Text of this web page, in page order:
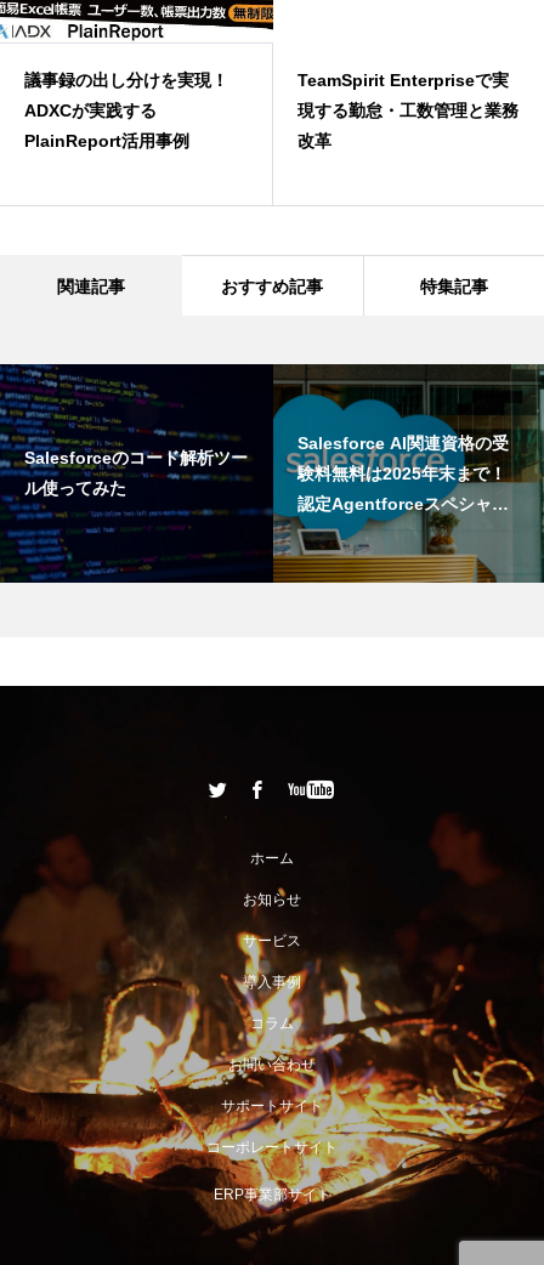
議事録の出し分けを実現！
ADXCが実践する
PlainReport活用事例
TeamSpirit Enterpriseで実
現する勤怠・工数管理と業務
改革
関連記事 おすすめ記事 特集記事
Salesforceのコード解析ツー
ル使ってみた
Salesforce AI関連資格の受
験料無料は2025年末まで！
認定Agentforceスペシャリ
ストを申し込んでみた
ホーム
お知らせ
サービス
導入事例
コラム
お問い合わせ
サポートサイト
コーポレートサイト
ERP事業部サイト